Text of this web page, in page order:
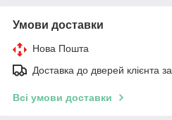
Умови доставки
Нова Пошта
Доставка до дверей клієнта
Всі умови доставки